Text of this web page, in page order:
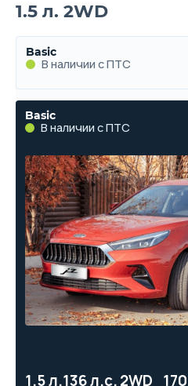
1.5 л. 2WD
Basic
В наличии с ПТС
Basic
В наличии с ПТС
1.5 л.136 л.с. 2WD